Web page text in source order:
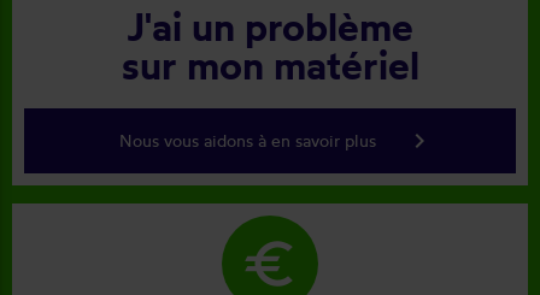
J'ai un problème
sur mon matériel
Nous vous aidons à en savoir plus keyboard_arrow_right
euro